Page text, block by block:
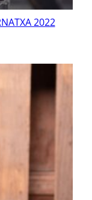
2022